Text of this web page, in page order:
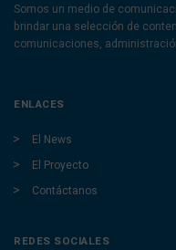
Somos un medio de
brindar una selección de
comunicaciones,
ENLACES
El News
El Proyecto
Contáctanos
REDES SOCIALES